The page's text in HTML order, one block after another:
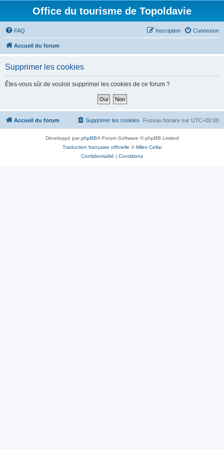
Office du tourisme de Topoldavie
FAQ Connexion
Inscription
Accueil du forum
Supprimer les cookies
Êtes-vous sûr de vouloir supprimer les cookies de ce forum ?
Accueil du forum Fuseau horaire sur UTC+02:00
Supprimer les cookies
Développé parphpBB® Forum Software © phpBB Limited
Traduction française officielle ©Miles Cellar
Confidentialité | Conditions